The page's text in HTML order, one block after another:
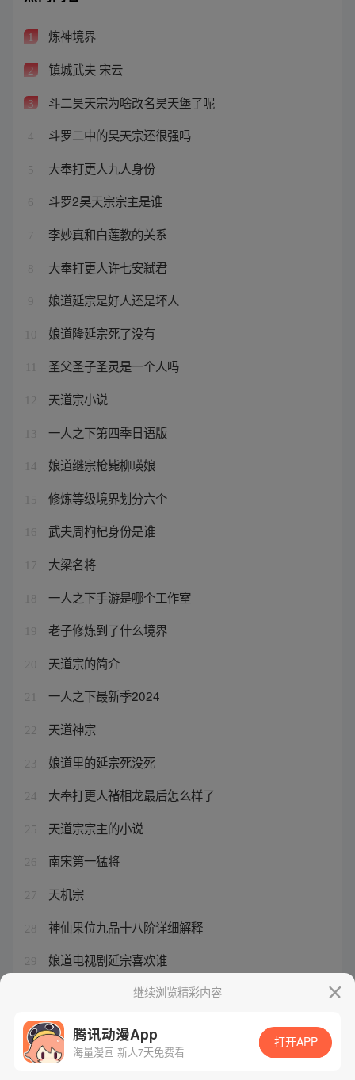
1 炼神境界
2 镇城武夫 宋云
3 斗二昊天宗为啥改名昊天堡了呢
4 斗罗二中的昊天宗还很强吗
5 大奉打更人九人身份
6 斗罗2昊天宗宗主是谁
7 李妙真和白莲教的关系
8 大奉打更人许七安弑君
9 娘道延宗是好人还是坏人
10 娘道隆延宗死了没有
圣父圣子圣灵是一个人吗
12 天道宗小说
13 一人之下第四季日语版
14 娘道继宗枪毙柳瑛娘
15 修炼等级境界划分六个
16 武夫周枸杞身份是谁
17 大梁名将
18 一人之下手游是哪个工作室
19 老子修炼到了什么境界
20 天道宗的简介
21 一人之下最新季2024
22 天道神宗
23 娘道里的延宗死没死
24 大奉打更人褚相龙最后怎么样了
25 天道宗宗主的小说
26 南宋第一猛将
27 天机宗
28 神仙果位九品十八阶详细解释
29 娘道电视剧延宗喜欢谁
继续浏览精彩内容
腾讯动漫App
海量漫画 新人7天免费看
打开APP